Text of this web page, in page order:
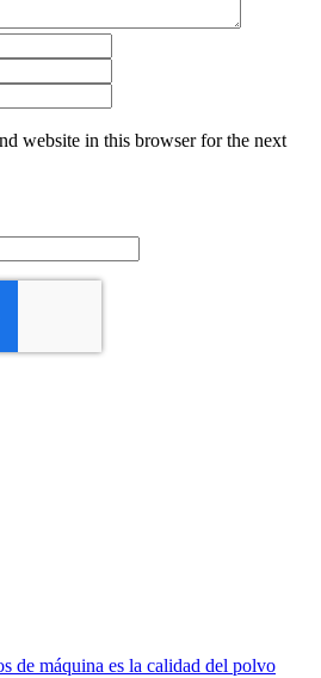
website in this browser for the next
de máquina es la calidad del polvo